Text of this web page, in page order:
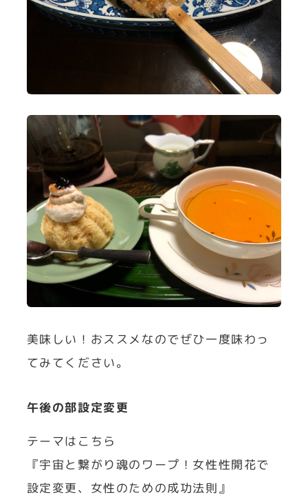
美味しい！おススメなのでぜひ一度味わっ
てみてください。
午後の部設定変更
テーマはこちら
『宇宙と繋がり魂のワープ！女性性開花で
設定変更、女性のための成功法則』